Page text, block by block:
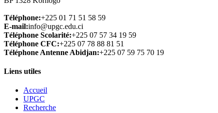
Téléphone:+225 01 71 51 58 59
E-mail:info@upgc.edu.ci
Téléphone Scolarité:+225 07 57 34 19 59
Téléphone CFC:+225 07 78 88 81 51
Téléphone Antenne Abidjan:+225 07 59 75 70 19
Liens utiles
Accueil
UPGC
Recherche